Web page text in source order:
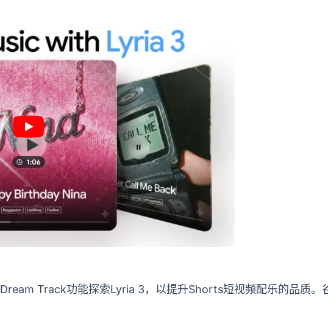
Track功能探索Lyria 3，以提升Shorts短视频配乐的品质。